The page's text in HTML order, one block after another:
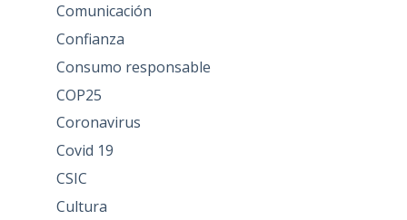
Comunicación
Confianza
Consumo responsable
COP25
Coronavirus
Covid 19
CSIC
Cultura